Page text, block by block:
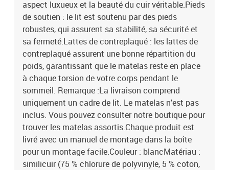
aspect luxueux et la beauté du cuir véritable.Pieds
de soutien : le lit est soutenu par des pieds
robustes, qui assurent sa stabilité, sa sécurité et
sa fermeté.Lattes de contreplaqué : les lattes de
contreplaqué assurent une bonne répartition du
poids, garantissant que le matelas reste en place
à chaque torsion de votre corps pendant le
sommeil. Remarque :La livraison comprend
uniquement un cadre de lit. Le matelas n'est pas
inclus. Vous pouvez consulter notre boutique pour
trouver les matelas assortis.Chaque produit est
livré avec un manuel de montage dans la boîte
pour un montage facile.Couleur : blancMatériau :
similicuir (75 % chlorure de polyvinyle, 5 % coton,